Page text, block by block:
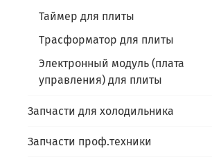
Таймер для плиты
Трасформатор для плиты
Электронный модуль (плата
управления) для плиты
Запчасти для холодильника
Запчасти проф.техники